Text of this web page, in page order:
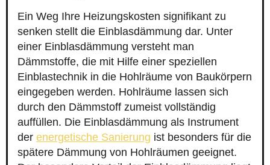
Ein Weg Ihre Heizungskosten signifikant zu
senken stellt die Einblasdämmung dar. Unter
einer Einblasdämmung versteht man
Dämmstoffe, die mit Hilfe einer speziellen
Einblastechnik in die Hohlräume von Baukörpern
eingegeben werden. Hohlräume lassen sich
durch den Dämmstoff zumeist vollständig
auffüllen. Die Einblasdämmung als Instrument
der energetische Sanierung ist besonders für die
spätere Dämmung von Hohlräumen geeignet.